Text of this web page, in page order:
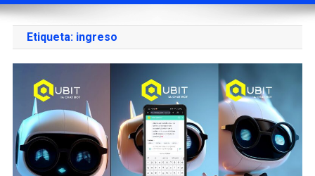
Etiqueta: ingreso